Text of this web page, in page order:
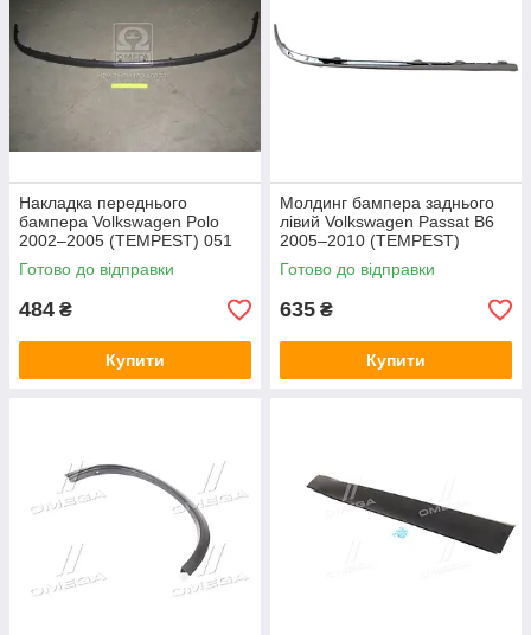
Накладка переднього
бампера Volkswagen Polo
2002–2005 (TEMPEST) 051
0615 920
Готово до відправки
484 ₴
Купити
Молдинг бампера заднього
лівий Volkswagen Passat B6
2005–2010 (TEMPEST)
0510610971
Готово до відправки
635 ₴
Купити